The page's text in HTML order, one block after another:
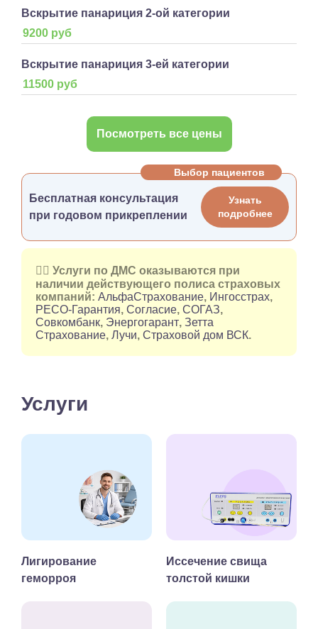
Вскрытие панариция 2-ой категории
9200 руб
Вскрытие панариция 3-ей категории
11500 руб
Посмотреть все цены
Выбор пациентов
Бесплатная консультация
при годовом прикреплении
Узнать
подробнее
👉🏻 Услуги по ДМС оказываются при
наличии действующего полиса страховых
компаний: АльфаСтрахование, Ингосстрах,
РЕСО-Гарантия, Согласие, СОГАЗ,
Совкомбанк, Энергогарант, Зетта
Страхование, Лучи, Страховой дом ВСК.
Услуги
Лигирование
геморроя
Иссечение свища
толстой кишки